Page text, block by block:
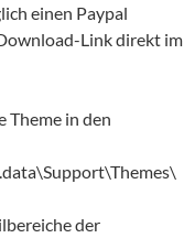
einen Paypal
Link direkt im
in den
der